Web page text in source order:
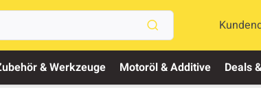
& Werkzeuge Motoröl & Additive Deals